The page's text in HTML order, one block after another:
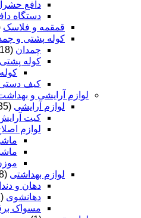
دافع
دستگاه
قمقمه و فلاسک
کوله پشتی و
چمدان (18)
کوله پشتی
کیف
لوازم آرایشی و
لوازم آرایشی (35)
کیت
لوازم
لوازم بهداشتی (28)
دهان و
دهانشوی (11)
مسواک